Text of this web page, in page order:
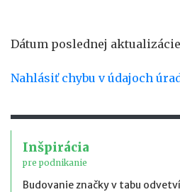
Dátum poslednej aktualizácie:
Nahlásiť chybu v údajoch
Inšpirácia
pre podnikanie
Budovanie značky v tabu